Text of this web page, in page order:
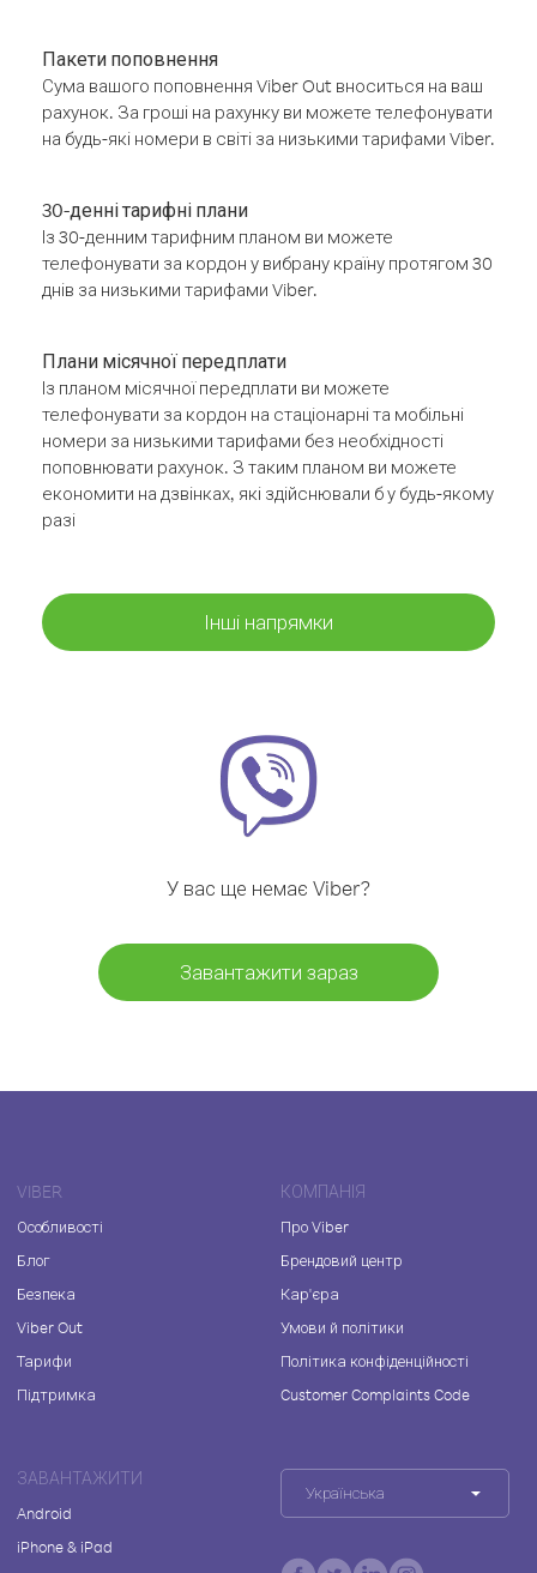
Пакети поповнення
Сума вашого поповнення Viber Out вноситься на ваш
рахунок. За гроші на рахунку ви можете телефонувати
на будь-які номери в світі за низькими тарифами Viber.
30-денні тарифні плани
Із 30-денним тарифним планом ви можете
телефонувати за кордон у вибрану країну протягом 30
днів за низькими тарифами Viber.
Плани місячної передплати
Із планом місячної передплати ви можете
телефонувати за кордон на стаціонарні та мобільні
номери за низькими тарифами без необхідності
поповнювати рахунок. З таким планом ви можете
економити на дзвінках, які здійснювали б у будь-якому
разі
Інші напрямки
У вас ще немає Viber?
Завантажити зараз
VIBER
Особливості
Блог
Безпека
Viber Out
Тарифи
Підтримка
КОМПАНІЯ
Про Viber
Брендовий центр
Кар'єра
Умови й політики
Політика конфіденційності
Customer Complaints Code
ЗАВАНТАЖИТИ
Android
iPhone & iPad
Українська